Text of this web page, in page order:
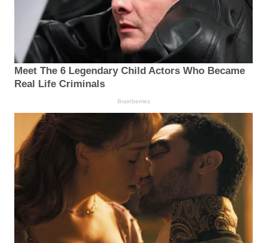
Meet The 6 Legendary Child Actors Who Became
Real Life Criminals
Brainberries